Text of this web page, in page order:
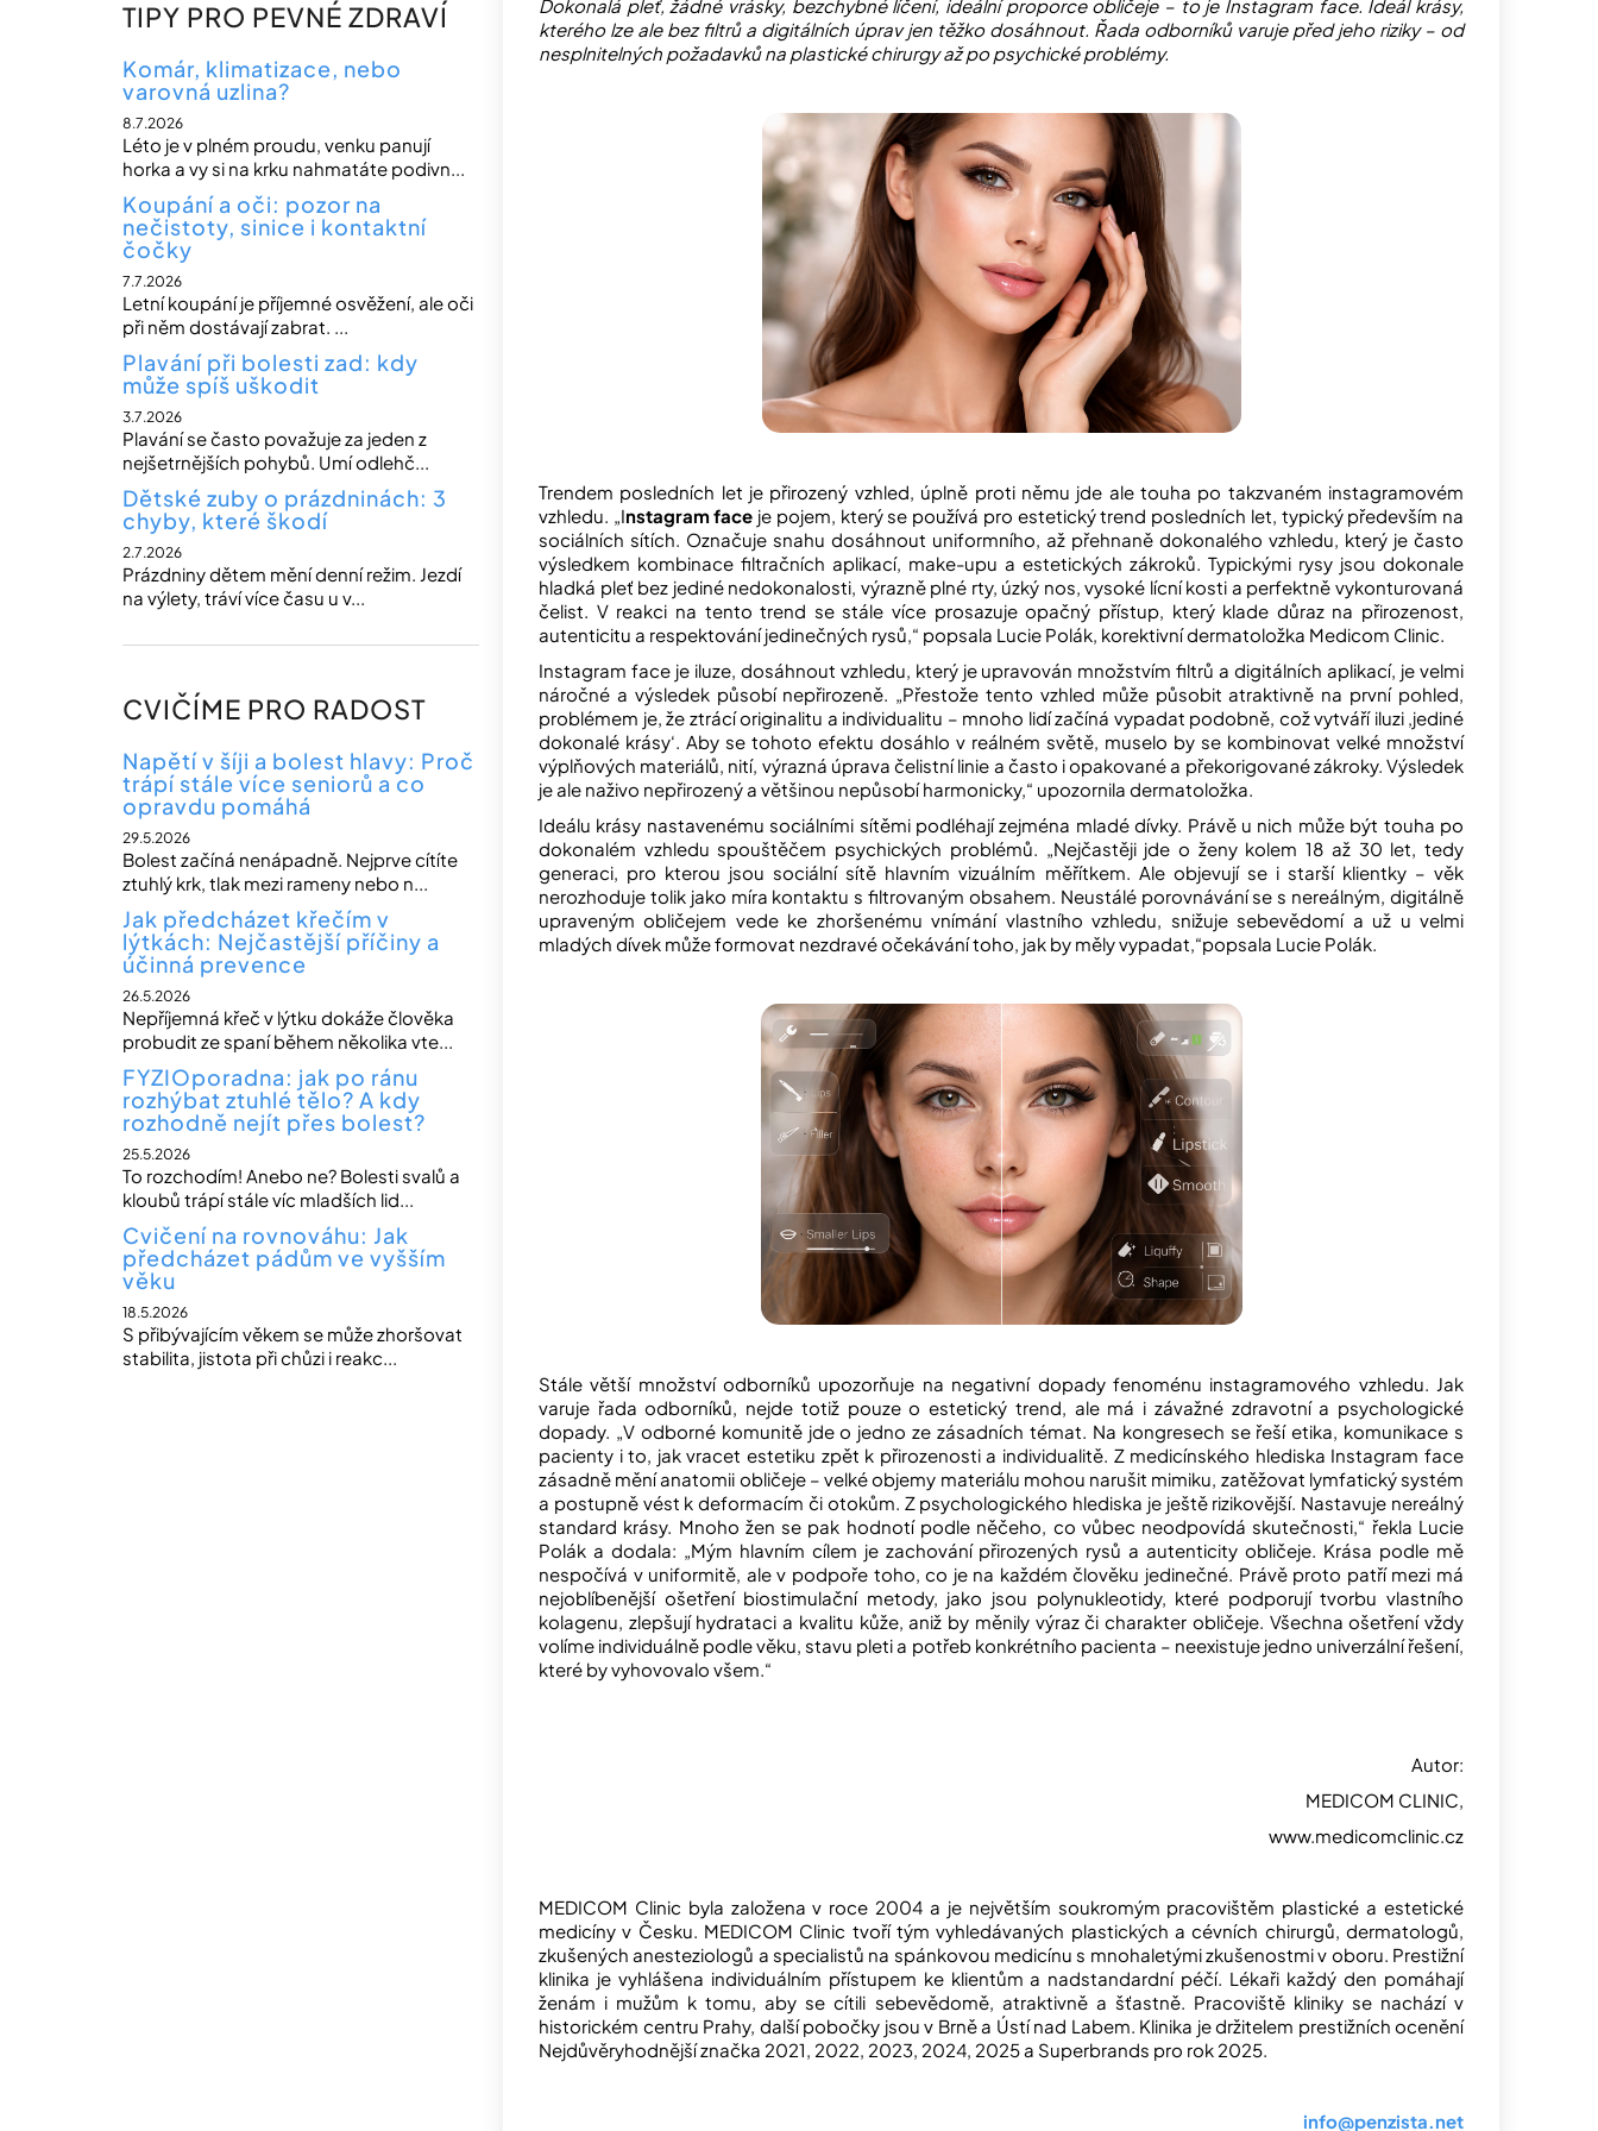
TIPY PRO PEVNÉ ZDRAVÍ
Komár, klimatizace, nebo
varovná uzlina?
8.7.2026
Léto je v plném proudu, venku panují
horka a vy si na krku nahmatáte podivn...
Koupání a oči: pozor na
nečistoty, sinice i kontaktní
čočky
7.7.2026
Letní koupání je příjemné osvěžení, ale oči
při něm dostávají zabrat. ...
Plavání při bolesti zad: kdy
může spíš uškodit
3.7.2026
Plavání se často považuje za jeden z
nejšetrnějších pohybů. Umí odlehč...
Dětské zuby o prázdninách: 3
chyby, které škodí
2.7.2026
Prázdniny dětem mění denní režim. Jezdí
na výlety, tráví více času u v...
CVIČÍME PRO RADOST
Napětí v šíji a bolest hlavy: Proč
trápí stále více seniorů a co
opravdu pomáhá
29.5.2026
Bolest začíná nenápadně. Nejprve cítíte
ztuhlý krk, tlak mezi rameny nebo n...
Jak předcházet křečím v
lýtkách: Nejčastější příčiny a
účinná prevence
26.5.2026
Nepříjemná křeč v lýtku dokáže člověka
probudit ze spaní během několika vte...
FYZIOporadna: jak po ránu
rozhýbat ztuhlé tělo? A kdy
rozhodně nejít přes bolest?
25.5.2026
To rozchodím! Anebo ne? Bolesti svalů a
kloubů trápí stále víc mladších lid...
Cvičení na rovnováhu: Jak
předcházet pádům ve vyšším
věku
18.5.2026
S přibývajícím věkem se může zhoršovat
stabilita, jistota při chůzi i reakc...
Dokonalá pleť, žádné vrásky, bezchybné líčení, ideální proporce obličeje – to je Instagram face. Ideál krásy,
kterého lze ale bez filtrů a digitálních úprav jen těžko dosáhnout. Řada odborníků varuje před jeho riziky – od
nesplnitelných požadavků na plastické chirurgy až po psychické problémy.
Trendem posledních let je přirozený vzhled, úplně proti němu jde ale touha po takzvaném instagramovém
vzhledu. „Instagram face je pojem, který se používá pro estetický trend posledních let, typický především na
sociálních sítích. Označuje snahu dosáhnout uniformního, až přehnaně dokonalého vzhledu, který je často
výsledkem kombinace filtračních aplikací, make-upu a estetických zákroků. Typickými rysy jsou dokonale
hladká pleť bez jediné nedokonalosti, výrazně plné rty, úzký nos, vysoké lícní kosti a perfektně vykonturovaná
čelist. V reakci na tento trend se stále více prosazuje opačný přístup, který klade důraz na přirozenost,
autenticitu a respektování jedinečných rysů,“ popsala Lucie Polák, korektivní dermatoložka Medicom Clinic.
Instagram face je iluze, dosáhnout vzhledu, který je upravován množstvím filtrů a digitálních aplikací, je velmi
náročné a výsledek působí nepřirozeně. „Přestože tento vzhled může působit atraktivně na první pohled,
problémem je, že ztrácí originalitu a individualitu – mnoho lidí začíná vypadat podobně, což vytváří iluzi ‚jediné
dokonalé krásy‘. Aby se tohoto efektu dosáhlo v reálném světě, muselo by se kombinovat velké množství
výplňových materiálů, nití, výrazná úprava čelistní linie a často i opakované a překorigované zákroky. Výsledek
je ale naživo nepřirozený a většinou nepůsobí harmonicky,“ upozornila dermatoložka.
Ideálu krásy nastavenému sociálními sítěmi podléhají zejména mladé dívky. Právě u nich může být touha po
dokonalém vzhledu spouštěčem psychických problémů. „Nejčastěji jde o ženy kolem 18 až 30 let, tedy
generaci, pro kterou jsou sociální sítě hlavním vizuálním měřítkem. Ale objevují se i starší klientky – věk
nerozhoduje tolik jako míra kontaktu s filtrovaným obsahem. Neustálé porovnávání se s nereálným, digitálně
upraveným obličejem vede ke zhoršenému vnímání vlastního vzhledu, snižuje sebevědomí a už u velmi
mladých dívek může formovat nezdravé očekávání toho, jak by měly vypadat,“popsala Lucie Polák.
Stále větší množství odborníků upozorňuje na negativní dopady fenoménu instagramového vzhledu. Jak
varuje řada odborníků, nejde totiž pouze o estetický trend, ale má i závažné zdravotní a psychologické
dopady. „V odborné komunitě jde o jedno ze zásadních témat. Na kongresech se řeší etika, komunikace s
pacienty i to, jak vracet estetiku zpět k přirozenosti a individualitě. Z medicínského hlediska Instagram face
zásadně mění anatomii obličeje – velké objemy materiálu mohou narušit mimiku, zatěžovat lymfatický systém
a postupně vést k deformacím či otokům. Z psychologického hlediska je ještě rizikovější. Nastavuje nereálný
standard krásy. Mnoho žen se pak hodnotí podle něčeho, co vůbec neodpovídá skutečnosti,“ řekla Lucie
Polák a dodala: „Mým hlavním cílem je zachování přirozených rysů a autenticity obličeje. Krása podle mě
nespočívá v uniformitě, ale v podpoře toho, co je na každém člověku jedinečné. Právě proto patří mezi má
nejoblíbenější ošetření biostimulační metody, jako jsou polynukleotidy, které podporují tvorbu vlastního
kolagenu, zlepšují hydrataci a kvalitu kůže, aniž by měnily výraz či charakter obličeje. Všechna ošetření vždy
volíme individuálně podle věku, stavu pleti a potřeb konkrétního pacienta – neexistuje jedno univerzální řešení,
které by vyhovovalo všem.“
Autor:
MEDICOM CLINIC,
www.medicomclinic.cz
MEDICOM Clinic byla založena v roce 2004 a je největším soukromým pracovištěm plastické a estetické
medicíny v Česku. MEDICOM Clinic tvoří tým vyhledávaných plastických a cévních chirurgů, dermatologů,
zkušených anesteziologů a specialistů na spánkovou medicínu s mnohaletými zkušenostmi v oboru. Prestižní
klinika je vyhlášena individuálním přístupem ke klientům a nadstandardní péčí. Lékaři každý den pomáhají
ženám i mužům k tomu, aby se cítili sebevědomě, atraktivně a šťastně. Pracoviště kliniky se nachází v
historickém centru Prahy, další pobočky jsou v Brně a Ústí nad Labem. Klinika je držitelem prestižních ocenění
Nejdůvěryhodnější značka 2021, 2022, 2023, 2024, 2025 a Superbrands pro rok 2025.
info@penzista.net